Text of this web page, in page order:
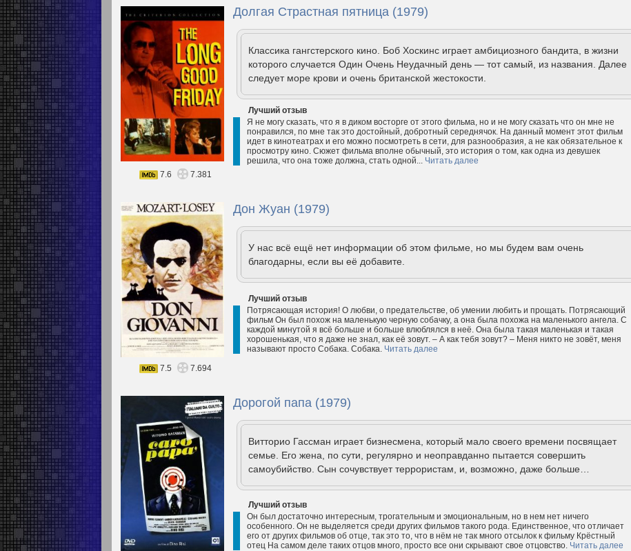
Долгая Страстная пятница (1979)
Классика гангстерского кино. Боб Хоскинс играет амбициозного бандита, в жизни
которого случается Один Очень Неудачный день — тот самый, из названия. Далее
следует море крови и очень британской жестокости.
Лучший отзыв
Я не могу сказать, что я в диком восторге от этого фильма, но и не могу сказать что он мне не
понравился, по мне так это достойный, добротный середнячок. На данный момент этот фильм
идет в кинотеатрах и его можно посмотреть в сети, для разнообразия, а не как обязательное к
просмотру кино. Сюжет фильма вполне обычный, это история о том, как одна из девушек
решила, что она тоже должна, стать одной... Читать далее
7.6
7.381
Дон Жуан (1979)
У нас всё ещё нет информации об этом фильме, но мы будем вам очень
благодарны, если вы её добавите.
Лучший отзыв
Потрясающая история! О любви, о предательстве, об умении любить и прощать. Потрясающий
фильм Он был похож на маленькую черную собачку, а она была похожа на маленького ангела. С
каждой минутой я всё больше и больше влюблялся в неё. Она была такая маленькая и такая
хорошенькая, что я даже не знал, как её зовут. – А как тебя зовут? – Меня никто не зовёт, меня
называют просто Собака. Собака. Читать далее
7.5
7.694
Дорогой папа (1979)
Витторио Гассман играет бизнесмена, который мало своего времени посвящает
семье. Его жена, по сути, регулярно и неоправданно пытается совершить
самоубийство. Сын сочувствует террористам, и, возможно, даже больше…
Лучший отзыв
Он был достаточно интересным, трогательным и эмоциональным, но в нем нет ничего
особенного. Он не выделяется среди других фильмов такого рода. Единственное, что отличает
его от других фильмов об отце, так это то, что в нём не так много отсылок к фильму Крёстный
отец На самом деле таких отцов много, просто все они скрывают свое отцовство. Читать далее